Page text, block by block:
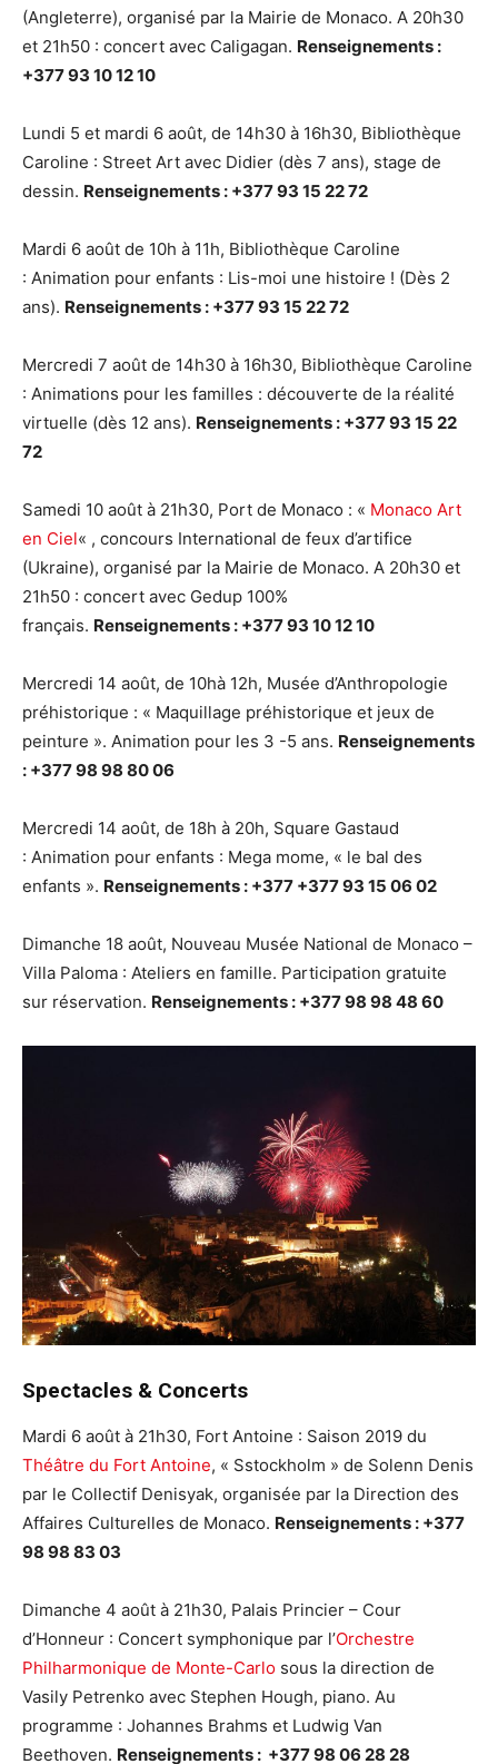
(Angleterre), organisé par la Mairie de Monaco. A 20h30
et 21h50 : concert avec Caligagan. Renseignements :
+377 93 10 12 10
Lundi 5 et mardi 6 août, de 14h30 à 16h30, Bibliothèque
Caroline : Street Art avec Didier (dès 7 ans), stage de
dessin. Renseignements : +377 93 15 22 72
Mardi 6 août de 10h à 11h, Bibliothèque Caroline
: Animation pour enfants : Lis-moi une histoire ! (Dès 2
ans). Renseignements : +377 93 15 22 72
Mercredi 7 août de 14h30 à 16h30, Bibliothèque Caroline
: Animations pour les familles : découverte de la réalité
virtuelle (dès 12 ans). Renseignements : +377 93 15 22
72
Samedi 10 août à 21h30, Port de Monaco : « Monaco Art
en Ciel« , concours International de feux d’artifice
(Ukraine), organisé par la Mairie de Monaco. A 20h30 et
21h50 : concert avec Gedup 100%
français. Renseignements : +377 93 10 12 10
Mercredi 14 août, de 10hà 12h, Musée d’Anthropologie
préhistorique : « Maquillage préhistorique et jeux de
peinture ». Animation pour les 3 -5 ans. Renseignements
: +377 98 98 80 06
Mercredi 14 août, de 18h à 20h, Square Gastaud
: Animation pour enfants : Mega mome, « le bal des
enfants ». Renseignements : +377 +377 93 15 06 02
Dimanche 18 août, Nouveau Musée National de Monaco –
Villa Paloma : Ateliers en famille. Participation gratuite
sur réservation. Renseignements : +377 98 98 48 60
Spectacles & Concerts
Mardi 6 août à 21h30, Fort Antoine : Saison 2019 du
Théâtre du Fort Antoine, « Sstockholm » de Solenn Denis
par le Collectif Denisyak, organisée par la Direction des
Affaires Culturelles de Monaco. Renseignements : +377
98 98 83 03
Dimanche 4 août à 21h30, Palais Princier – Cour
d’Honneur : Concert symphonique par l’Orchestre
Philharmonique de Monte-Carlo sous la direction de
Vasily Petrenko avec Stephen Hough, piano. Au
programme : Johannes Brahms et Ludwig Van
Beethoven. Renseignements : +377 98 06 28 28